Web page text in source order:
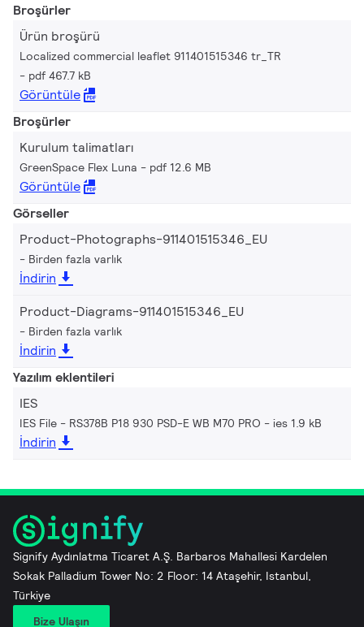
Broşürler
Ürün broşürü
Localized commercial leaflet 911401515346 tr_TR
pdf 467.7 kB
Görüntüle
Broşürler
Kurulum talimatları
GreenSpace Flex Luna pdf 12.6 MB
Görüntüle
Görseller
Product-Photographs-911401515346_EU
Birden fazla varlık
İndirin
Product-Diagrams-911401515346_EU
Birden fazla varlık
İndirin
Yazılım eklentileri
IES
IES File - RS378B P18 930 PSD-E WB M70 PRO ies 1.9 kB
İndirin
Signify Aydınlatma Ticaret A.Ş. Barbaros Mahallesi Kardelen
Sokak Palladium Tower No: 2 Floor: 14 Ataşehir, Istanbul,
Türkiye
Bize Ulaşın